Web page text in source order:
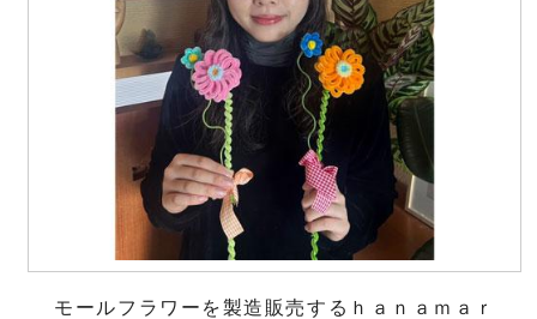
モールフラワーを製造販売するｈａｎａｍａｒ